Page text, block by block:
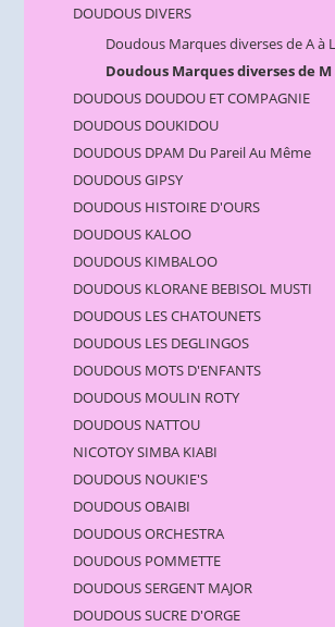
DOUDOUS DIVERS
Doudous Marques diverses de A à L
Doudous Marques diverses de M
DOUDOUS DOUDOU ET COMPAGNIE
DOUDOUS DOUKIDOU
DOUDOUS DPAM Du Pareil Au Même
DOUDOUS GIPSY
DOUDOUS HISTOIRE D'OURS
DOUDOUS KALOO
DOUDOUS KIMBALOO
DOUDOUS KLORANE BEBISOL MUSTI
DOUDOUS LES CHATOUNETS
DOUDOUS LES DEGLINGOS
DOUDOUS MOTS D'ENFANTS
DOUDOUS MOULIN ROTY
DOUDOUS NATTOU
NICOTOY SIMBA KIABI
DOUDOUS NOUKIE'S
DOUDOUS OBAIBI
DOUDOUS ORCHESTRA
DOUDOUS POMMETTE
DOUDOUS SERGENT MAJOR
DOUDOUS SUCRE D'ORGE